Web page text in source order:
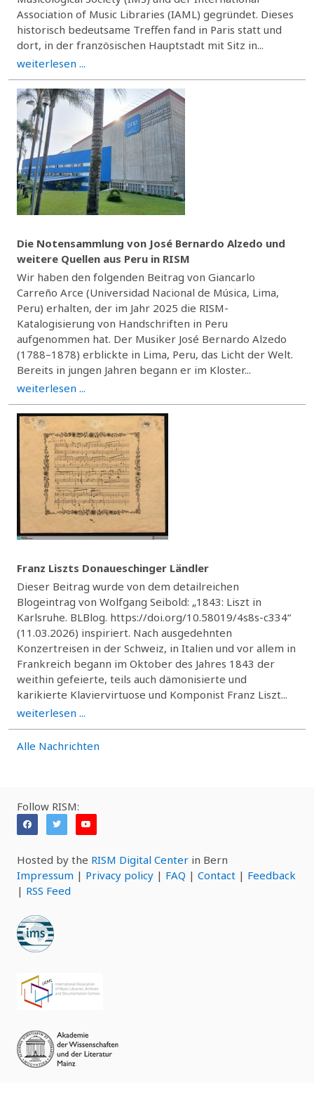
Association of Music Libraries (IAML) gegründet. Dieses
historisch bedeutsame Treffen fand in Paris statt und
dort, in der französischen Hauptstadt mit Sitz in...
weiterlesen ...
Die Notensammlung von José Bernardo Alzedo und
weitere Quellen aus Peru in RISM
Wir haben den folgenden Beitrag von Giancarlo
Carreño Arce (Universidad Nacional de Música, Lima,
Peru) erhalten, der im Jahr 2025 die RISM-
Katalogisierung von Handschriften in Peru
aufgenommen hat. Der Musiker José Bernardo Alzedo
(1788–1878) erblickte in Lima, Peru, das Licht der Welt.
Bereits in jungen Jahren begann er im Kloster...
weiterlesen ...
Franz Liszts Donaueschinger Ländler
Dieser Beitrag wurde von dem detailreichen
Blogeintrag von Wolfgang Seibold: „1843: Liszt in
Karlsruhe. BLBlog. https://doi.org/10.58019/4s8s-c334“
(11.03.2026) inspiriert. Nach ausgedehnten
Konzertreisen in der Schweiz, in Italien und vor allem in
Frankreich begann im Oktober des Jahres 1843 der
weithin gefeierte, teils auch dämonisierte und
karikierte Klaviervirtuose und Komponist Franz Liszt...
weiterlesen ...
Alle Nachrichten
Follow RISM:
Hosted by the RISM Digital Center in Bern
Impressum | Privacy policy | FAQ | Contact | Feedback
| RSS Feed